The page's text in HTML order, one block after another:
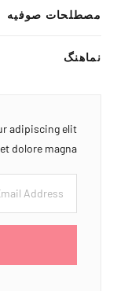
مصطلحات صوفیه
نماهنگ
adipiscing elit
dolore magna